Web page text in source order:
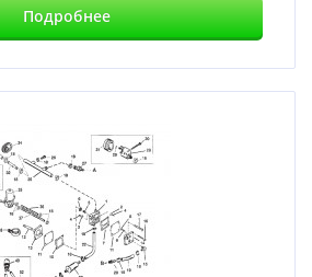
Подробнее